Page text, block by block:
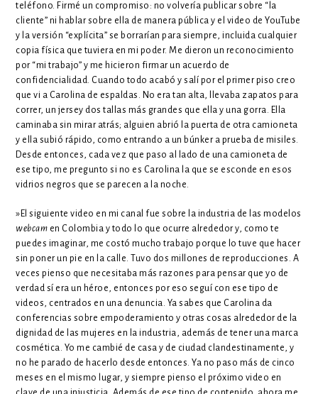
teléfono. Firmé un compromiso: no volvería publicar sobre “la
cliente” ni hablar sobre ella de manera pública y el video de YouTube
y la versión “explícita” se borrarían para siempre, incluida cualquier
copia física que tuviera en mi poder. Me dieron un reconocimiento
por “mi trabajo” y me hicieron firmar un acuerdo de
confidencialidad. Cuando todo acabó y salí por el primer piso creo
que vi a Carolina de espaldas. No era tan alta, llevaba zapatos para
correr, un jersey dos tallas más grandes que ella y una gorra. Ella
caminaba sin mirar atrás; alguien abrió la puerta de otra camioneta
y ella subió rápido, como entrando a un búnker a prueba de misiles.
Desde entonces, cada vez que paso al lado de una camioneta de
ese tipo, me pregunto si no es Carolina la que se esconde en esos
vidrios negros que se parecen a la noche.
»El siguiente video en mi canal fue sobre la industria de las modelos
webcam en Colombia y todo lo que ocurre alrededor y, como te
puedes imaginar, me costó mucho trabajo porque lo tuve que hacer
sin poner un pie en la calle. Tuvo dos millones de reproducciones. A
veces pienso que necesitaba más razones para pensar que yo de
verdad sí era un héroe, entonces por eso seguí con ese tipo de
videos, centrados en una denuncia. Ya sabes que Carolina da
conferencias sobre empoderamiento y otras cosas alrededor de la
dignidad de las mujeres en la industria, además de tener una marca
cosmética. Yo me cambié de casa y de ciudad clandestinamente, y
no he parado de hacerlo desde entonces. Ya no paso más de cinco
meses en el mismo lugar, y siempre pienso el próximo video en